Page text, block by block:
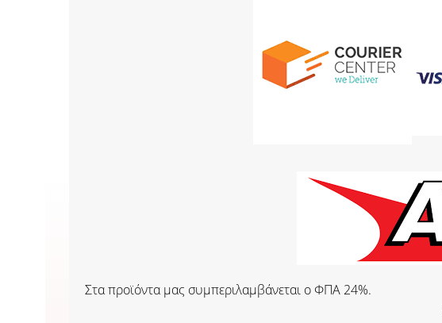
Στα προϊόντα μας συμπεριλαμβάνεται o ΦΠΑ 24%.